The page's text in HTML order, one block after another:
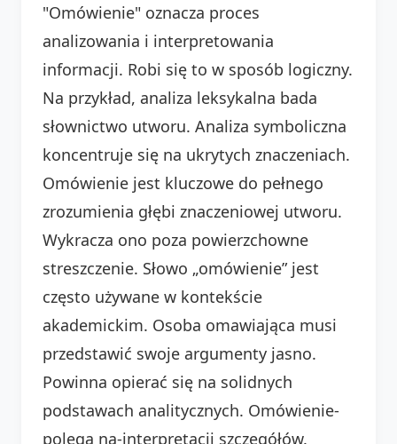
"Omówienie" oznacza proces
analizowania i interpretowania
informacji. Robi się to w sposób logiczny.
Na przykład, analiza leksykalna bada
słownictwo utworu. Analiza symboliczna
koncentruje się na ukrytych znaczeniach.
Omówienie jest kluczowe do pełnego
zrozumienia głębi znaczeniowej utworu.
Wykracza ono poza powierzchowne
streszczenie. Słowo „omówienie” jest
często używane w kontekście
akademickim. Osoba omawiająca musi
przedstawić swoje argumenty jasno.
Powinna opierać się na solidnych
podstawach analitycznych. Omówienie-
polega na-interpretacji szczegółów.